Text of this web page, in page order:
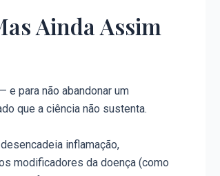
Ainda Assim
para não abandonar um
que a ciência não sustenta.
inflamação,
modificadores da doença (como